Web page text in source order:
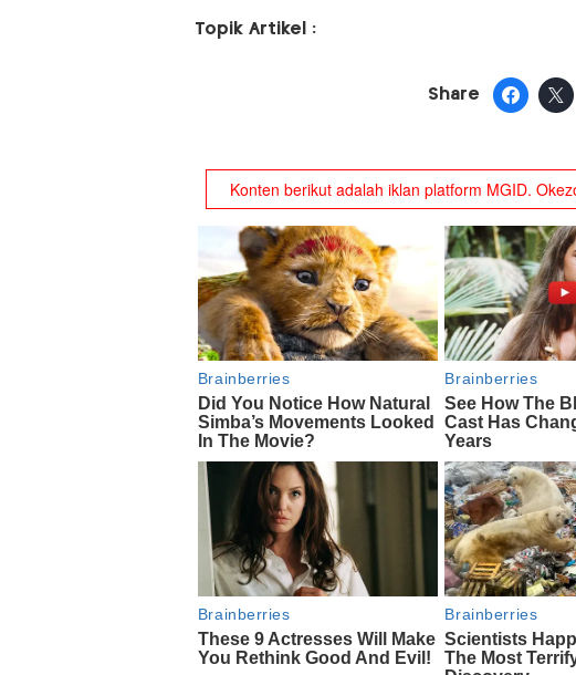
Topik Artikel :
Share